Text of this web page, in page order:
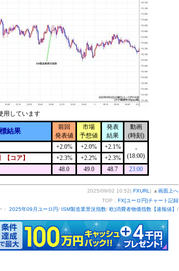
用しています
結果
前回
発表値
市場
予想値
発表
結果
動画
(時刻)
+2.0% +2.0% +2.1%
-
(18:00)
コア】 +2.3% +2.2%
+2.3%
48.0 49.0 48.7 23:00
2025/09/02 10:52| FXURL | ▲ 画面上へ
TOP： FX[ユーロ円]チャート記録
： 2025年09月ユーロ円/ ISM製造業景況指数/ 欧)消費者物価指数【速報値】 /